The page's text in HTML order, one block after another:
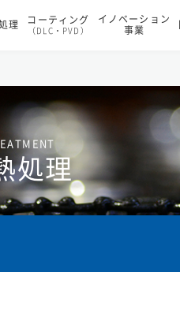
理 コーティング
（DLC・PVD）
イノベーション
事業
処理